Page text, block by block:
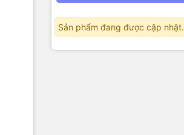
Sản phẩm đang được cập nhật.